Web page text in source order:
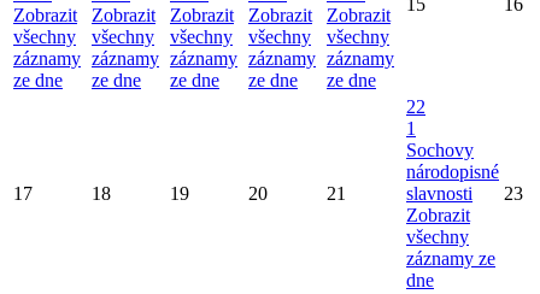
Zobrazit
všechny
záznamy
ze dne
Zobrazit
všechny
záznamy
ze dne
Zobrazit
všechny
záznamy
ze dne
Zobrazit
všechny
záznamy
ze dne
Zobrazit
všechny
záznamy
ze dne
17 18 19 20 21
22
1
Sochovy
národopisné
slavnosti
Zobrazit
všechny
záznamy ze
dne
23